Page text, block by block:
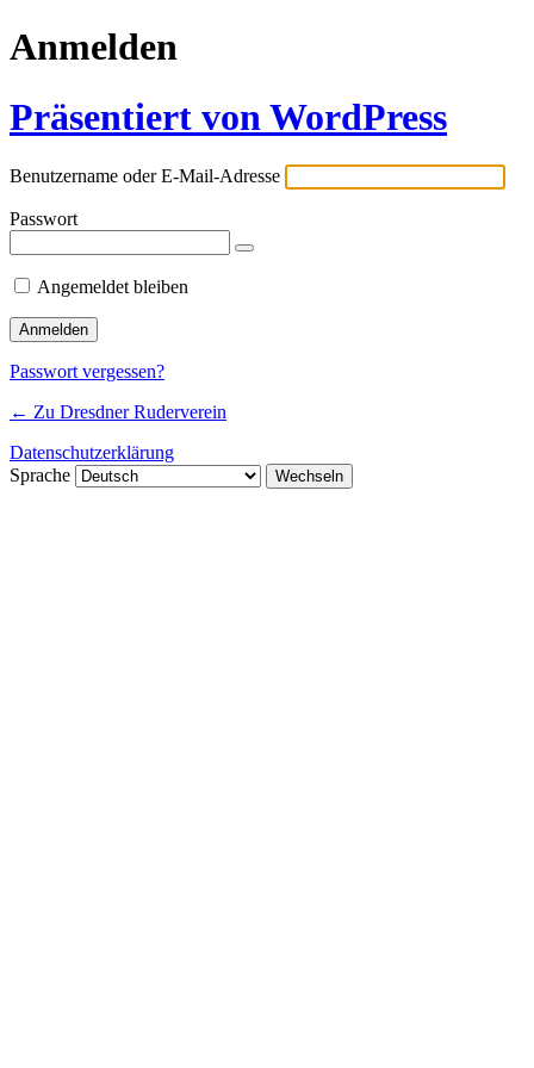
Anmelden
Präsentiert von WordPress
Benutzername oder E-Mail-Adresse
Passwort
Angemeldet bleiben
Passwort vergessen?
← Zu Dresdner Ruderverein
Datenschutzerklärung
Sprache